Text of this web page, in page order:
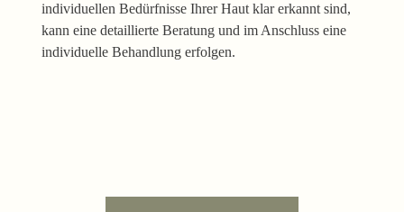
individuellen Bedürfnisse Ihrer Haut klar erkannt sind,
kann eine detaillierte Beratung und im Anschluss eine
individuelle Behandlung erfolgen.